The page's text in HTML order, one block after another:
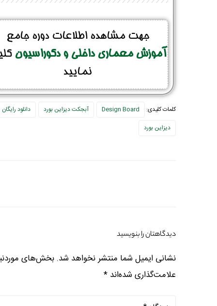
جهت مشاهده اطلاعات دوره جامع
آموزش معماری داخلی و دکوراسیون
نمایید
کلمات کلیدی: Design Board آبجکت دیزاین بورد
دانلود رایگان
دیزاین بورد
دیدگاهتان را بنویسید
نشانی ایمیل شما منتشر نخواهد شد. بخش‌های
علامت‌گذاری شده‌اند *